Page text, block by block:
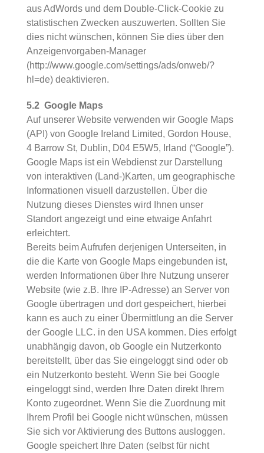
aus AdWords und dem Double-Click-Cookie zu
statistischen Zwecken auszuwerten. Sollten Sie
dies nicht wünschen, können Sie dies über den
Anzeigenvorgaben-Manager
(http://www.google.com/settings/ads/onweb/?
hl=de) deaktivieren.
5.2 Google Maps
Auf unserer Website verwenden wir Google Maps
(API) von Google Ireland Limited, Gordon House,
4 Barrow St, Dublin, D04 E5W5, Irland (“Google”).
Google Maps ist ein Webdienst zur Darstellung
von interaktiven (Land-)Karten, um geographische
Informationen visuell darzustellen. Über die
Nutzung dieses Dienstes wird Ihnen unser
Standort angezeigt und eine etwaige Anfahrt
erleichtert.
Bereits beim Aufrufen derjenigen Unterseiten, in
die die Karte von Google Maps eingebunden ist,
werden Informationen über Ihre Nutzung unserer
Website (wie z.B. Ihre IP-Adresse) an Server von
Google übertragen und dort gespeichert, hierbei
kann es auch zu einer Übermittlung an die Server
der Google LLC. in den USA kommen. Dies erfolgt
unabhängig davon, ob Google ein Nutzerkonto
bereitstellt, über das Sie eingeloggt sind oder ob
ein Nutzerkonto besteht. Wenn Sie bei Google
eingeloggt sind, werden Ihre Daten direkt Ihrem
Konto zugeordnet. Wenn Sie die Zuordnung mit
Ihrem Profil bei Google nicht wünschen, müssen
Sie sich vor Aktivierung des Buttons ausloggen.
Google speichert Ihre Daten (selbst für nicht